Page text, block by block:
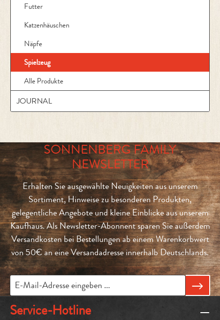
Futter
Katzenhäuschen
Näpfe
Spielzeug
Alle Produkte
JOURNAL
SONNENBERG FAMILY
NEWSLETTER
Erhalten Sie ausgewählte Neuigkeiten aus unserem
Sortiment, Hinweise zu besonderen Produkten,
gelegentliche Angebote und kleine Einblicke aus unserem
Kaufhaus. Als Newsletter-Abonnent sparen Sie außerdem
Versandkosten bei Bestellungen ab einem Warenkorbwert
von 50€ an eine Versandadresse innerhalb Deutschlands.
Service-Hotline